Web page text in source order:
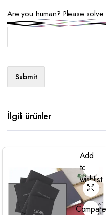
Are you human? Please solve:
İlgili ürünler
Add
to
wishlist
Compare